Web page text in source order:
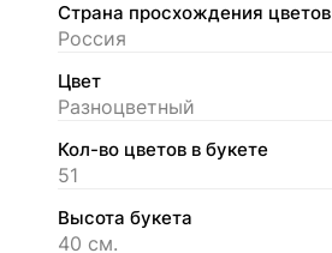
Страна просхождения цветов
Россия
Цвет
Разноцветный
Кол-во цветов в букете
51
Высота букета
40 см.